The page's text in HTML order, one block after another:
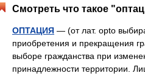
Смотреть что такое
ОПТАЦИЯ — (от лат. opto
приобретения и прекращения
выборе гражданства при
принадлежности территории.